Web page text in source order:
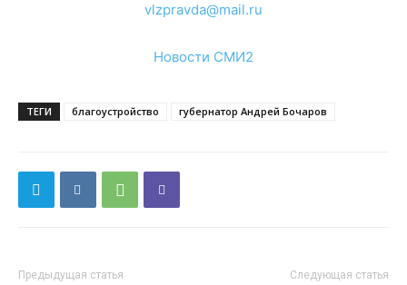
vlzpravda@mail.ru
Новости СМИ2
ТЕГИ благоустройство губернатор Андрей Бочаров
Предыдущая статья Следующая статья